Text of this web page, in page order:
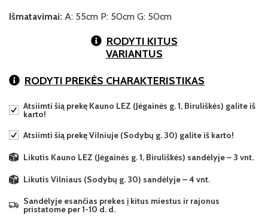
Išmatavimai: A: 55cm P: 50cm G: 50cm
RODYTI KITUS
VARIANTUS
RODYTI PREKĖS CHARAKTERISTIKAS
Atsiimti šią prekę Kauno LEZ (Jėgainės g. 1, Biruliškės) galite iš
karto!
Atsiimti šią prekę Vilniuje (Sodybų g. 30) galite iš karto!
Likutis Kauno LEZ (Jėgainės g. 1, Biruliškės) sandėlyje – 3 vnt.
Likutis Vilniaus (Sodybų g. 30) sandėlyje – 4 vnt.
Sandėlyje esančias prekes į kitus miestus ir rajonus
pristatome per 1-10 d. d.